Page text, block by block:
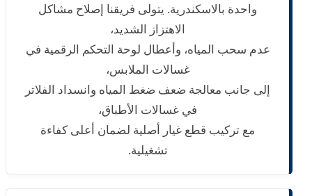
واحدة بالاسكندرية. يتولى فريقنا إصلاح مشاكل
الاهتزاز الشديد،
عدم سحب المياه، وأعطال لوحة التحكم الرقمية في
غسالات الملابس،
إلى جانب معالجة ضعف ضغط المياه وانسداد الفلاتر
في غسالات الأطباق،
مع تركيب قطع غيار أصلية لضمان أعلى كفاءة
تشغيلية.